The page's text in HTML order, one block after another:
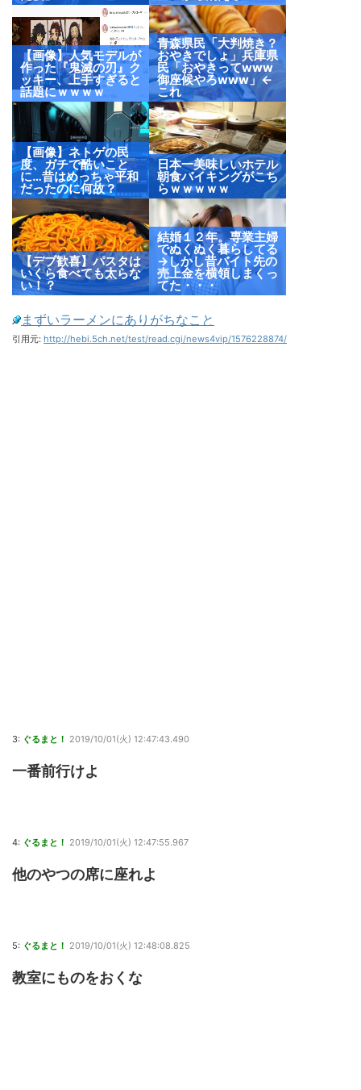
【画像】人気モデルが
作った『鬼滅の刃』ク
ッキー、上手すぎると
話題にｗｗｗｗ
青森県民「大判焼き？
おやきでしょ」兵庫県
民「おやきってwww
御座候やろwww」←
これ
【画像】ネトゲの民
度、ガチで酷いこと
に…昔はめっちゃ平和
だったのに何故？
日本一美味しいホテル
朝食バイキングがこち
らｗｗｗｗｗ
【デブ歓喜】パスタは
いくら食べても太らな
い！？
結婚１２年。専業主婦
でぬくぬく暮らしてる
→しかし昔バイト先の
売上金を横領しまくっ
てた・・・
まずいラーメンにありがちなこと
引用元: http://hebi.5ch.net/test/read.cgi/news4vip/1576228874/
3: ぐるまと！ 2019/10/01(火) 12:47:43.490
一番前行けよ
4: ぐるまと！ 2019/10/01(火) 12:47:55.967
他のやつの席に座れよ
5: ぐるまと！ 2019/10/01(火) 12:48:08.825
教室にものをおくな